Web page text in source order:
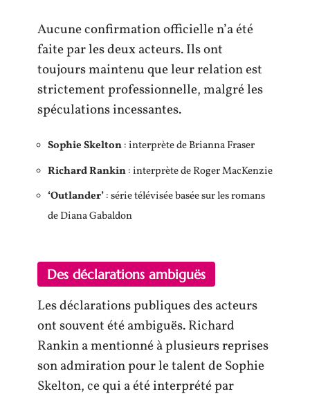
Aucune confirmation officielle n’a été
faite par les deux acteurs. Ils ont
toujours maintenu que leur relation est
strictement professionnelle, malgré les
spéculations incessantes.
Sophie Skelton: interprète de Brianna Fraser
Richard Rankin: interprète de Roger MacKenzie
‘Outlander’: série télévisée basée sur les romans
de Diana Gabaldon
Des déclarations ambiguës
Les déclarations publiques des acteurs
ont souvent été ambiguës. Richard
Rankin a mentionné à plusieurs reprises
son admiration pour le talent de Sophie
Skelton, ce qui a été interprété par